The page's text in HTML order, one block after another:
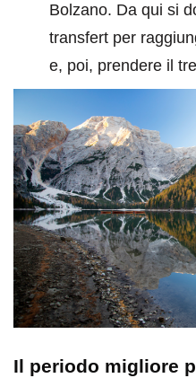
Bolzano. Da qui si
transfert per
e, poi, prendere il
Il periodo migliore